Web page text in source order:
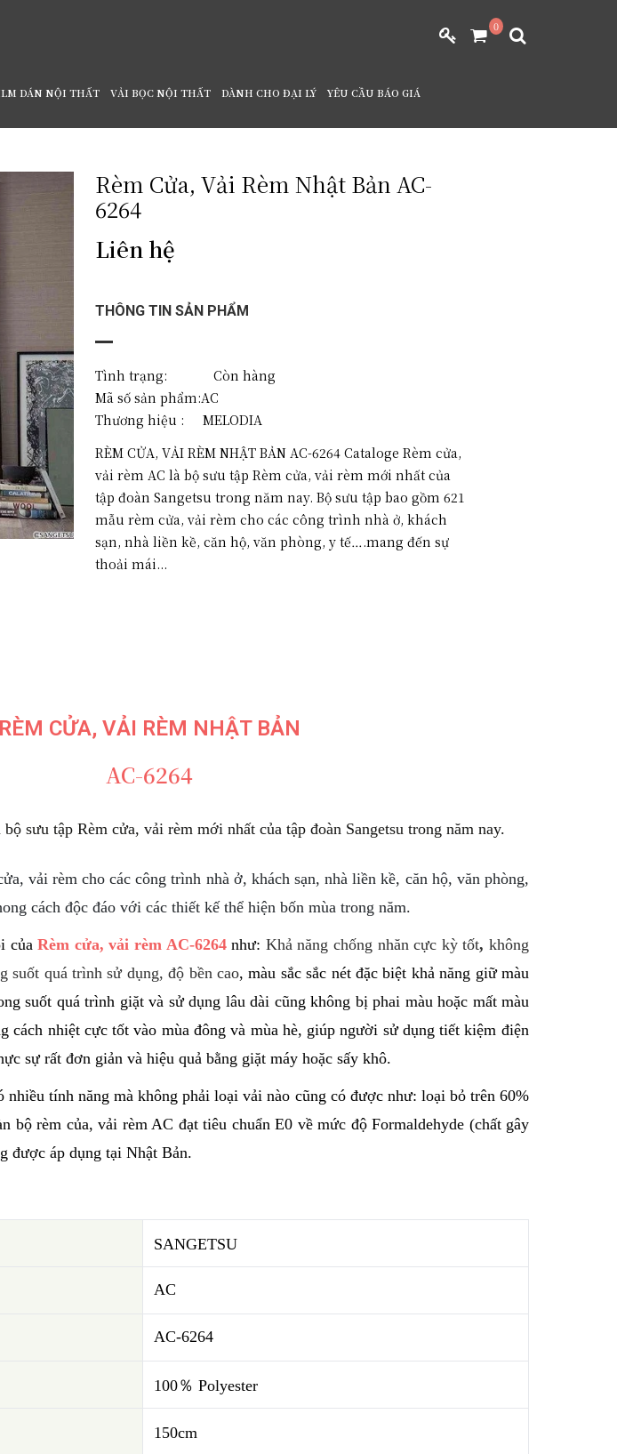
0
DÁN NỘI THẤT VẢI BỌC NỘI THẤT DÀNH CHO ĐẠI LÝ YÊU CẦU BÁO GIÁ
Rèm Cửa, Vải Rèm Nhật Bản AC-
6264
Liên hệ
THÔNG TIN SẢN PHẨM
Tình trạng: Còn hàng
Mã số sản phẩm:AC
Thương hiệu :
MELODIA
RÈM CỬA, VẢI RÈM NHẬT BẢN AC-6264 Cataloge Rèm cửa,
vải rèm AC là bộ sưu tập Rèm cửa, vải rèm mới nhất của
tập đoàn Sangetsu trong năm nay. Bộ sưu tập bao gồm 621
mẫu rèm cửa, vải rèm cho các công trình nhà ở, khách
sạn, nhà liền kề, căn hộ, văn phòng, y tế….mang đến sự
thoải mái...
RÈM CỬA, VẢI RÈM NHẬT BẢN
AC-6264
bộ sưu tập Rèm cửa, vải rèm mới nhất của tập đoàn Sangetsu trong năm nay.
vải rèm cho các công trình nhà ở, khách sạn, nhà liền kề, căn hộ, văn phòng,
cách độc đáo với các thiết kế thể hiện bốn mùa trong năm.
củaRèm cửa, vải rèm AC-6264 như: Khả năng chống nhăn cực kỳ tốt,không
suốt quá trình sử dụng, độ bền cao, màu sắc sắc nét đặc biệt khả năng giữ màu
suốt quá trình giặt và sử dụng lâu dài cũng không bị phai màu hoặc mất màu
cách nhiệt cực tốt vào mùa đông và mùa hè, giúp người sử dụng tiết kiệm điện
sự rất đơn giản và hiệu quả bằng giặt máy hoặc sấy khô.
nhiều tính năng mà không phải loại vải nào cũng có được như: loại bỏ trên 60%
bộ rèm của, vải rèm AC đạt tiêu chuẩn E0 về mức độ Formaldehyde (chất gây
được áp dụng tại Nhật Bản.
SANGETSU
AC
AC-6264
100％ Polyester
150cm